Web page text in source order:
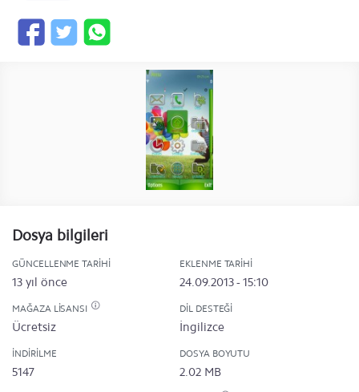
Dosya bilgileri
GÜNCELLENME TARIHI
13 yıl önce
EKLENME TARIHI
24.09.2013 - 15:10
MAĞAZA LISANSI
Ücretsiz
DIL DESTEĞI
İngilizce
İNDIRILME
5147
DOSYA BOYUTU
2.02 MB